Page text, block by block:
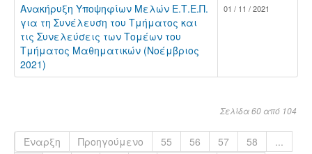
Ανακήρυξη Υποψηφίων Μελών Ε.Τ.Ε.Π.
για τη Συνέλευση του Τμήματος και
τις Συνελεύσεις των Τομέων του
Τμήματος Μαθηματικών (Νοέμβριος
2021)
01 / 11 / 2021
Σελίδα 60 από 104
Έναρξη Προηγούμενο 55 56 57 58
...